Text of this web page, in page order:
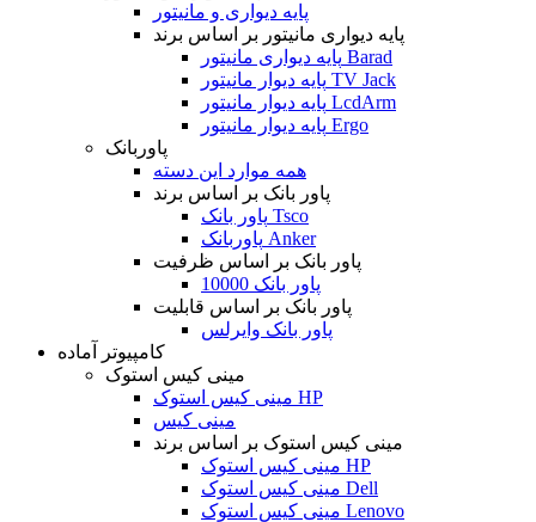
پایه دیواری و مانیتور
پایه دیواری مانیتور بر اساس برند
پایه دیواری مانیتور Barad
پایه دیوار مانیتور TV Jack
پایه دیوار مانیتور LcdArm
پایه دیوار مانیتور Ergo
پاوربانک
همه موارد این دسته
پاور بانک بر اساس برند
پاور بانک Tsco
پاوربانک Anker
پاور بانک بر اساس ظرفیت
پاور بانک 10000
پاور بانک بر اساس قابلیت
پاور بانک وایرلس
کامپیوتر آماده
مینی کیس استوک
مینی کیس استوک HP
مینی کیس
مینی کیس استوک بر اساس برند
مینی کیس استوک HP
مینی کیس استوک Dell
مینی کیس استوک Lenovo